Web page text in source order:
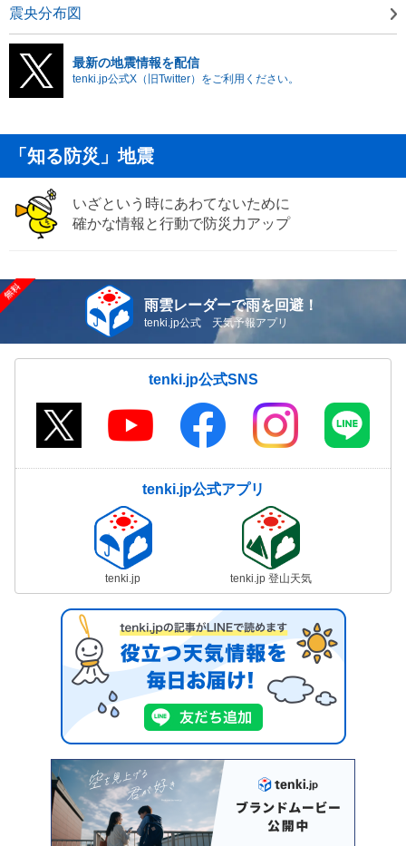
震央分布図
最新の地震情報を配信
tenki.jp公式X（旧Twitter）をご利用ください。
「知る防災」地震
いざという時にあわてないために
確かな情報と行動で防災力アップ
雨雲レーダーで雨を回避！
tenki.jp公式 天気予報アプリ
tenki.jp公式SNS
tenki.jp公式アプリ
tenki.jp tenki.jp 登山天気